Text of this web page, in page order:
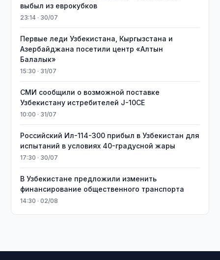
выбыл из еврокубков
23:14 · 30/07
Первые леди Узбекистана, Кыргызстана и
Азербайджана посетили центр «Алтын
Балалык»
15:30 · 31/07
СМИ сообщили о возможной поставке
Узбекистану истребителей J-10CE
10:00 · 31/07
Российский Ил-114-300 прибыл в Узбекистан для
испытаний в условиях 40-градусной жары
17:30 · 30/07
В Узбекистане предложили изменить
финансирование общественного транспорта
14:30 · 02/08